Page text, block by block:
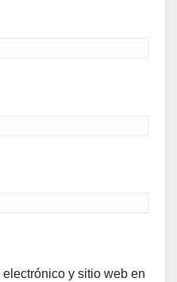
y sitio web en